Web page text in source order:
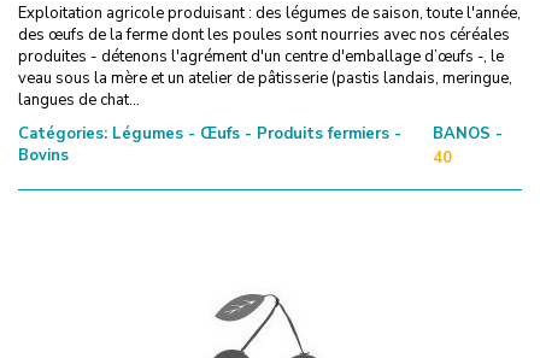
Exploitation agricole produisant : des légumes de saison, toute l'année,
des œufs de la ferme dont les poules sont nourries avec nos céréales
produites - détenons l'agrément d'un centre d'emballage d’œufs -, le
veau sous la mère et un atelier de pâtisserie (pastis landais, meringue,
langues de chat...
Catégories: Légumes - Œufs - Produits fermiers -
Bovins
BANOS -
40